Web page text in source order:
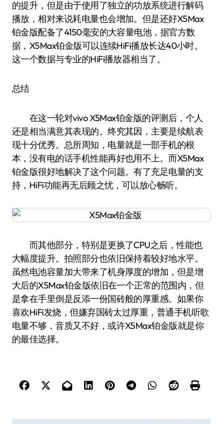
的提升，但是由于使用了独立的功放系统进行解码
播放，相对来说耗电量也会增加。但是还好X5Max
铂金版配备了4150毫安的大容量电池，据官方数
据，X5Max铂金版可以连续HiFi播放长达40小时。
这一个数据与专业的HiFi播放器相当了。
总结
在这一轮对vivo X5Max铂金版的评测后，个人
还是相当满意其表现的。终究其因，主要是续航表
现十分优秀。总所周知，电量就是一部手机的根
本，没有电的话手机性能再好也用不上。而X5Max
铂金版很好地解决了这个问题。有了充足电量的支
持，HiFi功能再无后顾之忧，可以放心畅听。
而其他部分，特别是更换了CPU之后，性能也
大幅度提升。拍照部分也依旧保持着较好地水平。
虽然电池容量加大带来了机身厚度的增加，但是增
大后的X5Max铂金版依旧在一个正常的范围内，但
是拿在手里倒是反添一份国砖般的厚重感。如果你
喜欢HiFi发烧，但嫌弃国砖太过厚重，普通手机听歌
电量不够，音质又不好，或许X5Max铂金版就是你
的最佳选择。